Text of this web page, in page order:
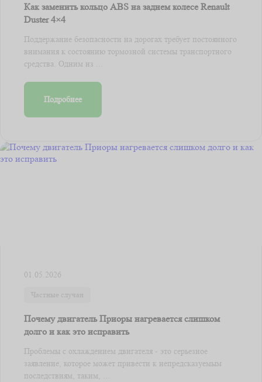
Как заменить кольцо ABS на заднем колесе Renault
Duster 4×4
Поддержание безопасности на дорогах требует постоянного
внимания к состоянию тормозной системы транспортного
средства. Одним из ...
Подробнее
01.05.2026
Частные случаи
Почему двигатель Приоры нагревается слишком
долго и как это исправить
Проблемы с охлаждением двигателя - это серьезное
заявление, которое может привести к непредсказуемым
последствиям, таким, ...